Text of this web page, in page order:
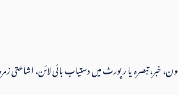
خبر، تبصرہ یا رپورٹ میں دستیاب بائی لائن، اشاعتی